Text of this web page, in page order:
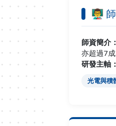
👨‍🏫
師資簡介：
亦超過7
研發主軸：
光電與積